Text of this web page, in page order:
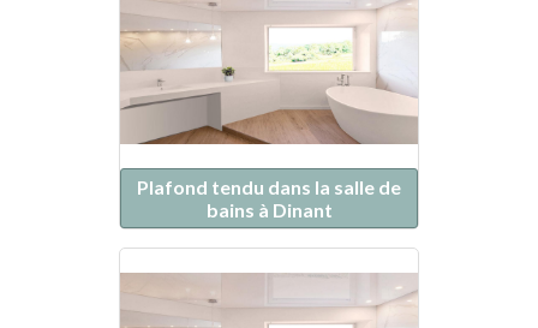
Plafond tendu dans la salle de
bains à Dinant